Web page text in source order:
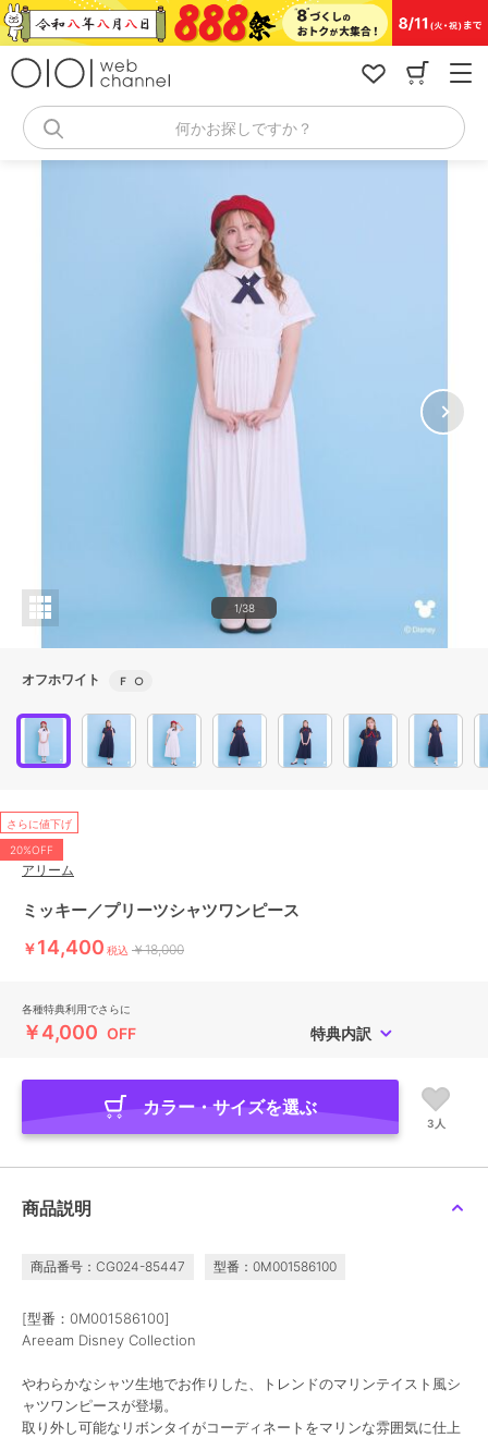
コ
ン
何かお探しですか？
1/38
オフホワイト Ｆ ○
さらに値下げ
20%OFF
アリーム
ミッキー／プリーツシャツワンピース
￥14,400 税込 ￥18,000
各種特典利用でさらに
￥4,000 OFF 特典内訳
カラー・サイズを選ぶ
3人
商品説明
商品番号：CG024-85447 型番：0M001586100
[型番：0M001586100]
Areeam Disney Collection
やわらかなシャツ生地でお作りした、トレンドのマリンテイスト風シ
ャツワンピースが登場。
取り外し可能なリボンタイがコーディネートをマリンな雰囲気に仕上